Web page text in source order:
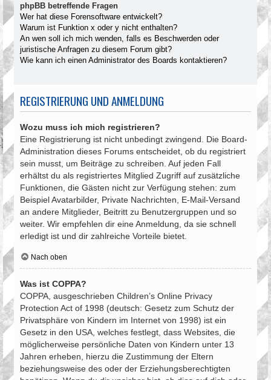
phpBB betreffende Fragen
Wer hat diese Forensoftware entwickelt?
Warum ist Funktion x oder y nicht enthalten?
An wen soll ich mich wenden, falls es Beschwerden oder
juristische Anfragen zu diesem Forum gibt?
Wie kann ich einen Administrator des Boards kontaktieren?
REGISTRIERUNG UND ANMELDUNG
Wozu muss ich mich registrieren?
Eine Registrierung ist nicht unbedingt zwingend. Die Board-
Administration dieses Forums entscheidet, ob du registriert
sein musst, um Beiträge zu schreiben. Auf jeden Fall
erhältst du als registriertes Mitglied Zugriff auf zusätzliche
Funktionen, die Gästen nicht zur Verfügung stehen: zum
Beispiel Avatarbilder, Private Nachrichten, E-Mail-Versand
an andere Mitglieder, Beitritt zu Benutzergruppen und so
weiter. Wir empfehlen dir eine Anmeldung, da sie schnell
erledigt ist und dir zahlreiche Vorteile bietet.
Nach oben
Was ist COPPA?
COPPA, ausgeschrieben Children’s Online Privacy
Protection Act of 1998 (deutsch: Gesetz zum Schutz der
Privatsphäre von Kindern im Internet von 1998) ist ein
Gesetz in den USA, welches festlegt, dass Websites, die
möglicherweise persönliche Daten von Kindern unter 13
Jahren erheben, hierzu die Zustimmung der Eltern
beziehungsweise des oder der Erziehungsberechtigten